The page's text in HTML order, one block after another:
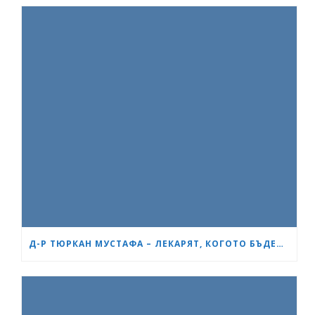
Д-Р ТЮРКАН МУСТАФА – ЛЕКАРЯТ, КОГОТО БЪДЕЩИТЕ МАЙКИ В БУРГАС ЧЕСТО ПРЕПОРЪЧВАТ ЕДНА НА ДРУГА